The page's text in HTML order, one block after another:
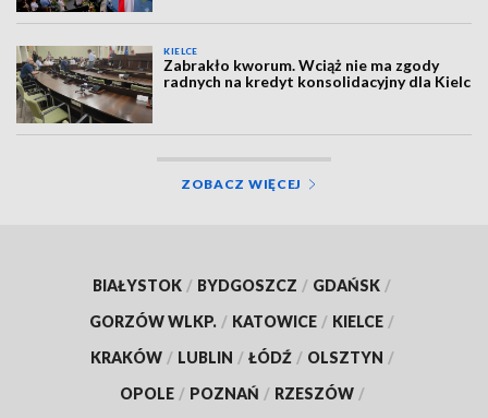
KIELCE
Zabrakło kworum. Wciąż nie ma zgody
radnych na kredyt konsolidacyjny dla Kielc
ZOBACZ WIĘCEJ
BIAŁYSTOK / BYDGOSZCZ / GDAŃSK /
GORZÓW WLKP. / KATOWICE / KIELCE /
KRAKÓW / LUBLIN / ŁÓDŹ / OLSZTYN /
OPOLE / POZNAŃ / RZESZÓW /